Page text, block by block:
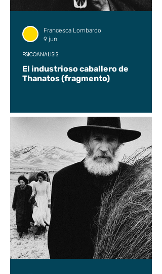
El industrioso caballero de
Thanatos (fragmento)
PSICOANÁLISIS
Francesca Lombardo
9 jun